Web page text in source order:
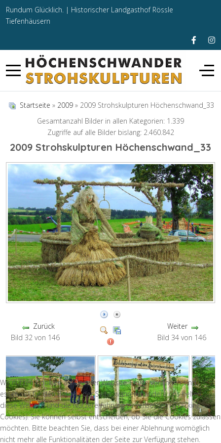
Rundum Glücklich. | Historischer Landgasthof Rössle
Tiefenhäusern
Startseite » 2009 » 2009 Strohskulpturen Höchenschwand_33
Gesamtanzahl Bilder in allen Kategorien: 1.339
Zugriffe auf alle Bilder bislang: 2.460.842
2009 Strohskulpturen Höchenschwand_33
Zurück
Bild 32 von 146
Weiter
Bild 34 von 146
Wir nutzen Cookies auf unserer Website. Einige von ihnen sind
essenziell für den Betrieb der Seite, während andere uns helfen,
diese Website und die Nutzererfahrung zu verbessern (Tracking
Cookies). Sie können selbst entscheiden, ob Sie die Cookies zulassen
möchten. Bitte beachten Sie, dass bei einer Ablehnung womöglich
nicht mehr alle Funktionalitäten der Seite zur Verfügung stehen.